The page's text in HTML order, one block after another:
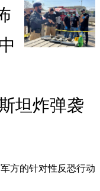
坦炸弹袭
方的针对性反恐行动